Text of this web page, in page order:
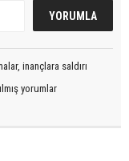
inançlara saldırı
yorumlar